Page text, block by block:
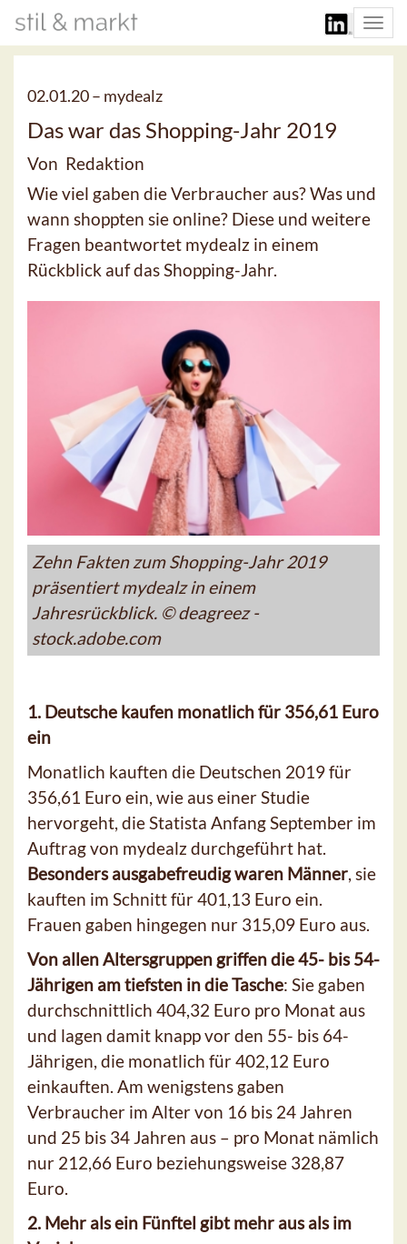
02.01.20 – mydealz
Das war das Shopping-Jahr 2019
Von Redaktion
Wie viel gaben die Verbraucher aus? Was und
wann shoppten sie online? Diese und weitere
Fragen beantwortet mydealz in einem
Rückblick auf das Shopping-Jahr.
Zehn Fakten zum Shopping-Jahr 2019
präsentiert mydealz in einem
Jahresrückblick. © deagreez -
stock.adobe.com
1. Deutsche kaufen monatlich für 356,61 Euro
ein
Monatlich kauften die Deutschen 2019 für
356,61 Euro ein, wie aus einer Studie
hervorgeht, die Statista Anfang September im
Auftrag von mydealz durchgeführt hat.
Besonders ausgabefreudig waren Männer, sie
kauften im Schnitt für 401,13 Euro ein.
Frauen gaben hingegen nur 315,09 Euro aus.
Von allen Altersgruppen griffen die 45- bis 54-
Jährigen am tiefsten in die Tasche: Sie gaben
durchschnittlich 404,32 Euro pro Monat aus
und lagen damit knapp vor den 55- bis 64-
Jährigen, die monatlich für 402,12 Euro
einkauften. Am wenigstens gaben
Verbraucher im Alter von 16 bis 24 Jahren
und 25 bis 34 Jahren aus – pro Monat nämlich
nur 212,66 Euro beziehungsweise 328,87
Euro.
2. Mehr als ein Fünftel gibt mehr aus als im